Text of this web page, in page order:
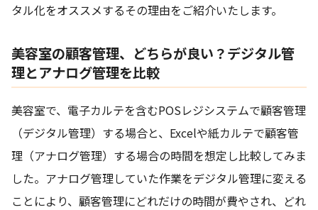
タル化をオススメするその理由をご紹介いたします。
美容室の顧客管理、どちらが良い？デジタル管
理とアナログ管理を比較
美容室で、電子カルテを含むPOSレジシステムで顧客管理
（デジタル管理）する場合と、Excelや紙カルテで顧客管
理（アナログ管理）する場合の時間を想定し比較してみま
した。アナログ管理していた作業をデジタル管理に変える
ことにより、顧客管理にどれだけの時間が費やされ、どれ